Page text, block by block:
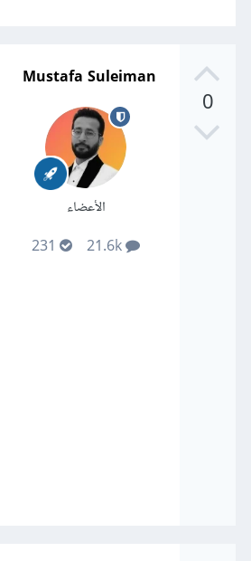
0
Mustafa Suleiman
الأعضاء